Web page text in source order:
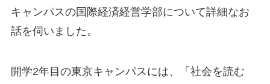
キャンパスの国際経済経営学部について詳細なお
話を伺いました。
開学2年目の東京キャンパスには、「社会を読む